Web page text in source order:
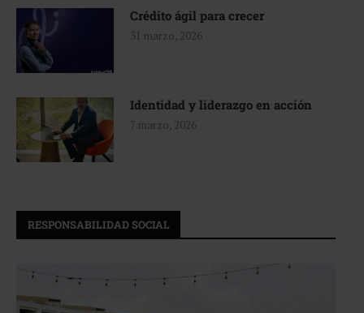
Crédito ágil para crecer
31 marzo, 2026
Identidad y liderazgo en acción
7 marzo, 2026
RESPONSABILIDAD SOCIAL